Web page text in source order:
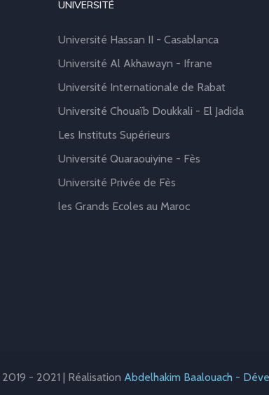
UNIVERSITÉ
Université Hassan II - Casablanca
Université Al Akhawayn - Ifrane
Université Internationale de Rabat
Université Chouaïb Doukkali - El Jadida
Les Instituts Supérieurs
Université Quaraouiyine - Fès
Université Privée de Fès
les Grands Ecoles au Maroc
2019 - 2021 | Réalisation Abdelhakim Baalouach -